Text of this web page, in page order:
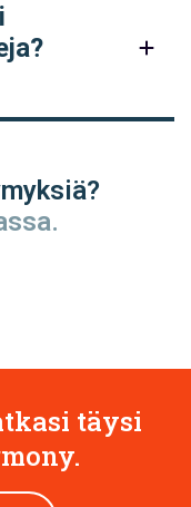
täysi